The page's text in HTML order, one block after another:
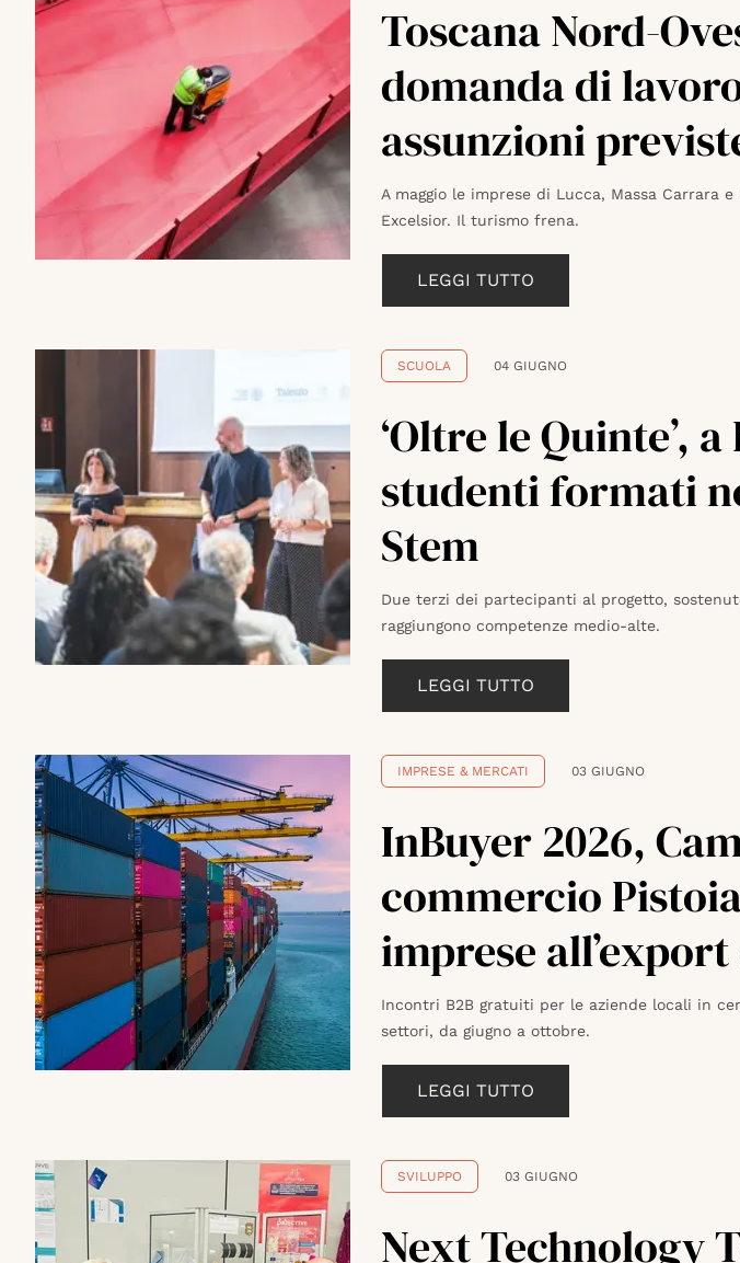
Toscana Nord-
domanda di
assunzioni
A maggio le imprese di Lucca, Massa Carrara
Excelsior. Il turismo frena.
LEGGI TUTTO
SCUOLA 04 GIUGNO
‘Oltre le Quinte’,
studenti formati
Stem
Due terzi dei partecipanti al progetto,
raggiungono competenze medio-alte.
LEGGI TUTTO
IMPRESE & MERCATI 03 GIUGNO
InBuyer 2026,
commercio
imprese
Incontri B2B gratuiti per le aziende locali in
settori, da giugno a ottobre.
LEGGI TUTTO
SVILUPPO 03 GIUGNO
Next Technology